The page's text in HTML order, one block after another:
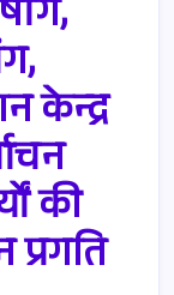
केन्द्र
की